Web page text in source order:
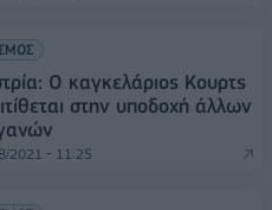
Ο καγκελάριος Κουρτς
στην υποδοχή άλλων
2021 - 11:25